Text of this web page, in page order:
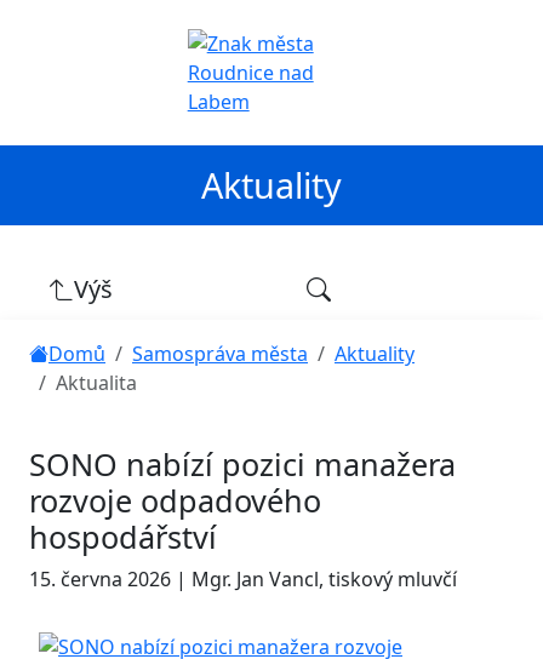
Aktuality
Výš
Domů Samospráva města
Aktuality
Aktualita
SONO nabízí pozici manažera
rozvoje odpadového
hospodářství
15. června 2026 | Mgr. Jan Vancl, tiskový mluvčí